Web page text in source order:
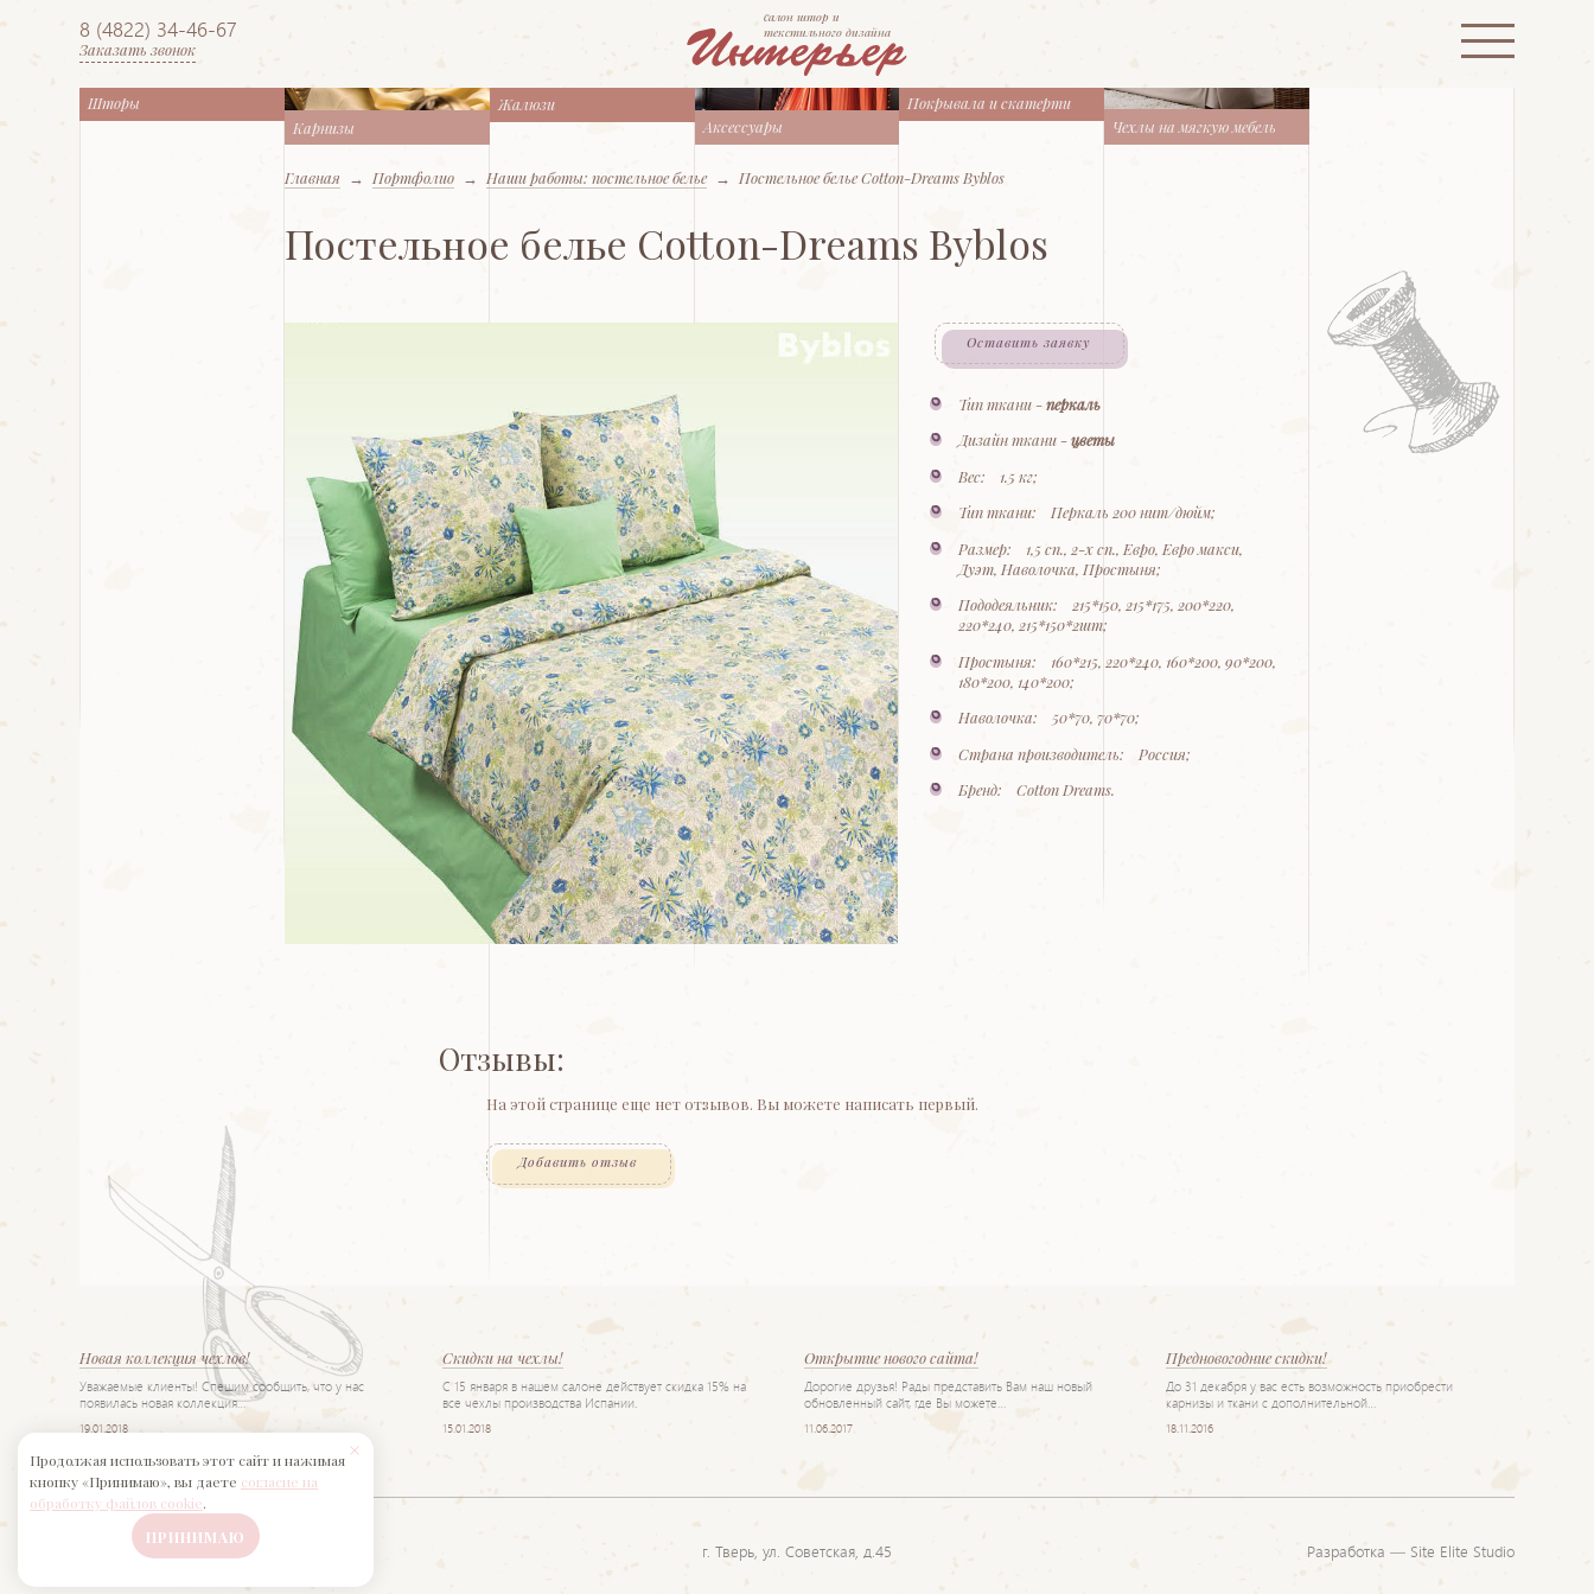
8 (4822) 34-46-67
Заказать звонок
cалон штор и
текстильного дизайна
Шторы
Карнизы
Жалюзи
Аксессуары
Покрывала и скатерти
Чехлы на мягкую мебель
Главная → Портфолио → Наши работы: постельное белье → Постельное белье Cotton-Dreams Byblos
Постельное белье Cotton-Dreams Byblos
Оставить заявку
Тип ткани -перкаль
Дизайн ткани -цветы
Вес: 1.5 кг;
Тип ткани: Перкаль 200 нит/дюйм;
Размер: 1,5 сп., 2-х сп., Евро, Евро макси,
Дуэт, Наволочка, Простыня;
Пододеяльник: 215*150, 215*175, 200*220,
220*240, 215*150*2шт;
Простыня: 160*215, 220*240, 160*200, 90*200,
180*200, 140*200;
Наволочка: 50*70, 70*70;
Страна производитель: Россия;
Бренд: Cotton Dreams.
Отзывы:
На этой странице еще нет отзывов. Вы можете написать первый.
Добавить отзыв
Новая коллекция чехлов!
Уважаемые клиенты! Спешим сообщить, что у нас
появилась новая коллекция…
19.01.2018
Скидки на чехлы!
С 15 января в нашем салоне действует скидка 15% на
все чехлы производства Испании.
15.01.2018
Открытие нового сайта!
Дорогие друзья! Рады представить Вам наш новый
обновленный сайт, где Вы можете…
11.06.2017
Предновогодние скидки!
До 31 декабря у вас есть возможность приобрести
карнизы и ткани с дополнительной…
18.11.2016
Салон «Интерьер» © 2017 г. Тверь, ул. Советская, д.45 Разработка — Site Elite Studio
Продолжая использовать этот сайт и нажимая
кнопку «Принимаю», вы даете согласие на
обработку файлов cookie.
ПРИНИМАЮ